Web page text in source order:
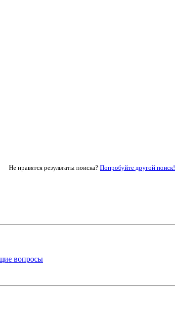
Не нравятся результаты поиска? Попробуйте другой поиск!
вопросы